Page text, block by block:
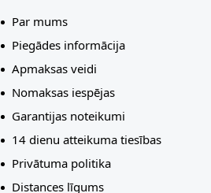
Par mums
Piegādes informācija
Apmaksas veidi
Nomaksas iespējas
Garantijas noteikumi
14 dienu atteikuma tiesības
Privātuma politika
Distances līgums